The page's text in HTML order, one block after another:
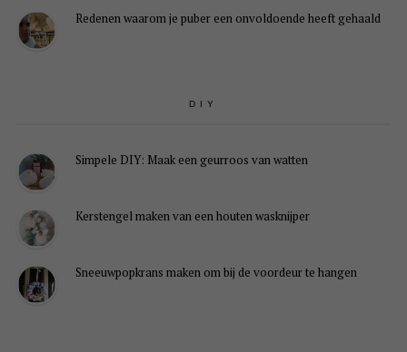
Redenen waarom je puber een onvoldoende heeft gehaald
DIY
Simpele DIY: Maak een geurroos van watten
Kerstengel maken van een houten wasknijper
Sneeuwpopkrans maken om bij de voordeur te hangen